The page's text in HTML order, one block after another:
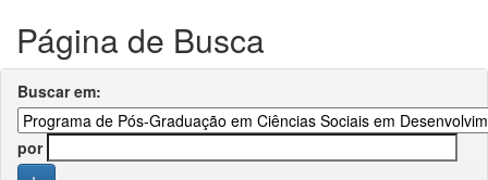
Página de Busca
Buscar em:
por